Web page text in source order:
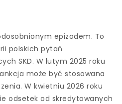
epizodem. To
polskich pytań
SKD. W lutym 2025 roku
może być stosowana
W kwietniu 2026 roku
odsetek od skredytowanych